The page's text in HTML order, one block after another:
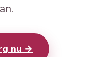
nu →